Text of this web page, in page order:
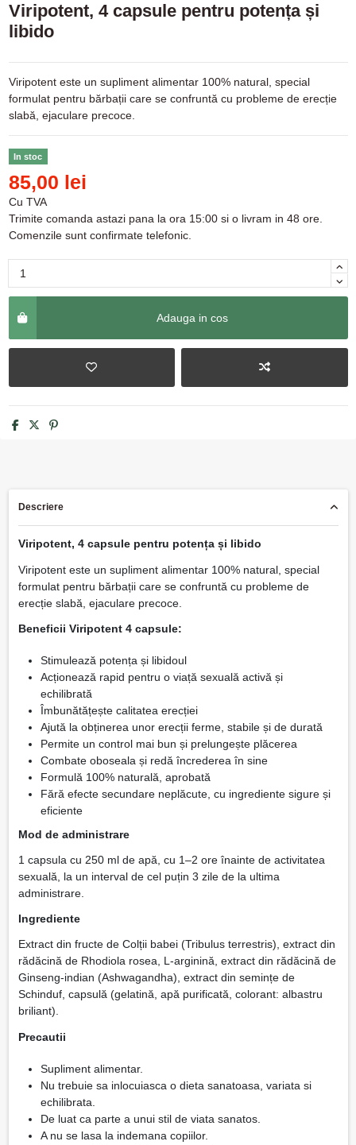
Viripotent, 4 capsule pentru potența și
libido
Viripotent este un supliment alimentar 100% natural, special
formulat pentru bărbații care se confruntă cu probleme de erecție
slabă, ejaculare precoce.
In stoc
85,00 lei
Cu TVA
Trimite comanda astazi pana la ora 15:00 si o livram in 48 ore.
Comenzile sunt confirmate telefonic.
Adauga in cos
Descriere
Viripotent, 4 capsule pentru potența și libido
Viripotent este un supliment alimentar 100% natural, special
formulat pentru bărbații care se confruntă cu probleme de
erecție slabă, ejaculare precoce.
Beneficii Viripotent 4 capsule:
Stimulează potența și libidoul
Acționează rapid pentru o viață sexuală activă și
echilibrată
Îmbunătățește calitatea erecției
Ajută la obținerea unor erecții ferme, stabile și de durată
Permite un control mai bun și prelungește plăcerea
Combate oboseala și redă încrederea în sine
Formulă 100% naturală, aprobată
Fără efecte secundare neplăcute, cu ingrediente sigure și
eficiente
Mod de administrare
1 capsula cu 250 ml de apă, cu 1–2 ore înainte de activitatea
sexuală, la un interval de cel puțin 3 zile de la ultima
administrare.
Ingrediente
Extract din fructe de Colții babei (Tribulus terrestris), extract din
rădăcină de Rhodiola rosea, L-arginină, extract din rădăcină de
Ginseng-indian (Ashwagandha), extract din semințe de
Schinduf, capsulă (gelatină, apă purificată, colorant: albastru
briliant).
Precautii
Supliment alimentar.
Nu trebuie sa inlocuiasca o dieta sanatoasa, variata si
echilibrata.
De luat ca parte a unui stil de viata sanatos.
A nu se lasa la indemana copiilor.